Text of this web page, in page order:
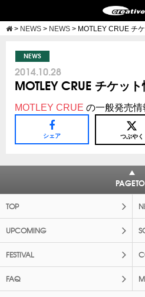
> NEWS > NEWS > MOTLEY CRUE チ
NEWS
2014.10.28
MOTLEY CRUE チケッ
MOTLEY CRUE の一般発売情
シェア つぶやく
TOP
UPCOMING
FESTIVAL
FAQ